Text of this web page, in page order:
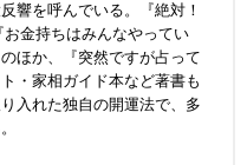
響を呼んでいる。『絶対！
金持ちはみんなやってい
ほか、『突然ですが占って
・家相ガイド本など著書も
入れた独自の開運法で、多